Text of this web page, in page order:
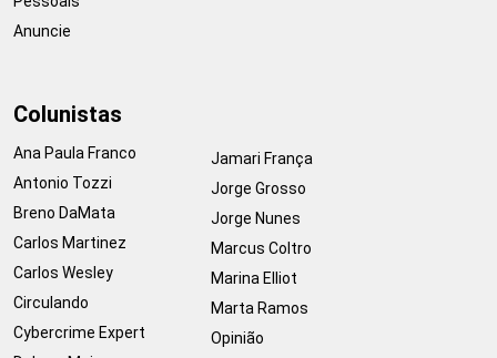
Anuncie
Colunistas
Ana Paula Franco
Antonio Tozzi
Breno DaMata
Carlos Martinez
Carlos Wesley
Circulando
Cybercrime Expert
Jamari França
Jorge Grosso
Jorge Nunes
Marcus Coltro
Marina Elliot
Marta Ramos
Opinião